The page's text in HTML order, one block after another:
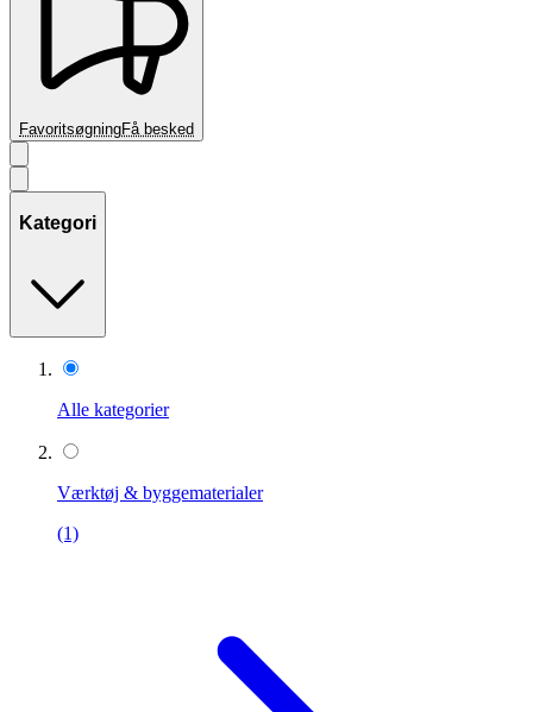
FavoritsøgningFå besked
Kategori
Alle kategorier
Værktøj & byggematerialer
(1)